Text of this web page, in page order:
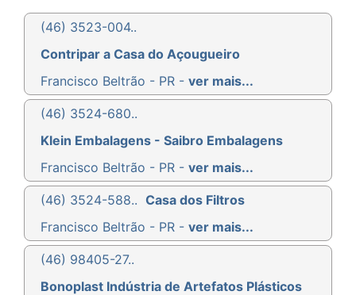
(46) 3523-004..
Contripar a Casa do Açougueiro
Francisco Beltrão - PR - ver mais...
(46) 3524-680..
Klein Embalagens - Saibro Embalagens
Francisco Beltrão - PR - ver mais...
(46) 3524-588.. Casa dos Filtros
Francisco Beltrão - PR - ver mais...
(46) 98405-27..
Bonoplast Indústria de Artefatos Plásticos